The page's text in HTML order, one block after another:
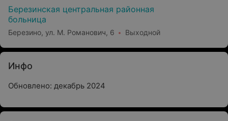
Березинская центральная районная
больница
Березино, ул. М. Романович, 6 Выходной
Инфо
Обновлено: декабрь 2024